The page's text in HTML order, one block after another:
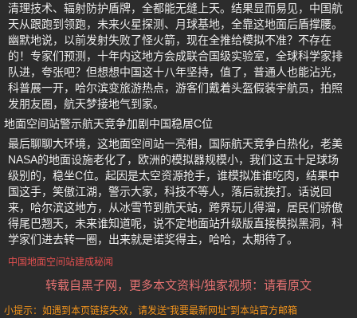
清理技术、辐射防护盾牌，全都能无缝上天。结果显而易见，中国航
天从跟跑到领跑，未来火星探测、月球基地，全靠这地面后盾撑腰。
幽默地说，以前发射失败了怪火箭，现在全推给模拟不准？不存在
的！专家们预测，十年内这地方会成联合国级实验室，全球科学家排
队进，夸张吧？但想想中国这十八年坚持，值了，普通人也能沾光，
科普展一开，哈尔滨变旅游热点，游客们戴着头盔假装宇航员，拍照
发朋友圈，航天梦接地气到家。
地面空间站警示航天竞争加剧中国稳居C位
最后聊聊大环境，这地面空间站一亮相，国际航天竞争白热化，老美
NASA的地面设施老化了，欧洲的模拟器规模小，我们这五十足球场
级别的，稳坐C位。起因是太空资源抢手，谁模拟准谁吃肉，结果中
国这手，笑傲江湖，警示大家，科技不等人，落后就挨打。话说回
来，哈尔滨这地方，从冰雪节到航天站，跨界玩儿得溜，居民们骄傲
得尾巴翘天，未来谁知道呢，说不定地面站升级版直接模拟黑洞，科
学家们进去转一圈，出来就是诺奖得主，哈哈，太期待了。
中国地面空间站建成秘闻
转载自黑子网，更多本文资料/独家视频：请看原文
小提示：如遇到本页链接失效，请发送“我要最新网址”到本站官方邮箱